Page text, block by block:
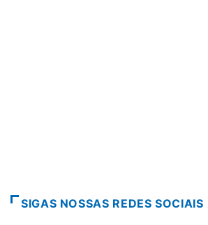
SIGAS NOSSAS REDES SOCIAIS